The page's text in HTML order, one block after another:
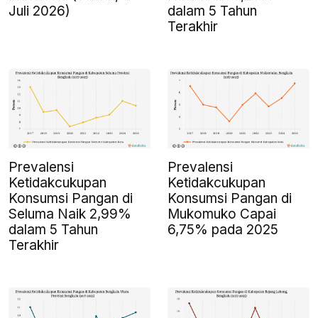
Juli 2026)
dalam 5 Tahun
Terakhir
Prevalensi
Ketidakcukupan
Konsumsi Pangan di
Seluma Naik 2,99%
dalam 5 Tahun
Terakhir
Prevalensi
Ketidakcukupan
Konsumsi Pangan di
Mukomuko Capai
6,75% pada 2025